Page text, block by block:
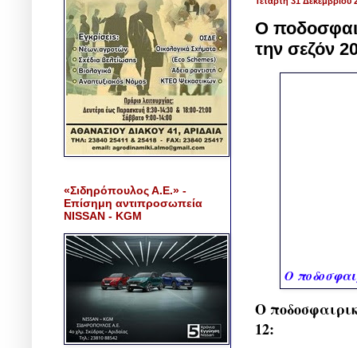
Ο
την σεζόν
Ο
Ο
12:
«Σιδηρόπουλος Α.Ε.» -
Επίσημη αντιπροσωπεία
NISSAN - KGM